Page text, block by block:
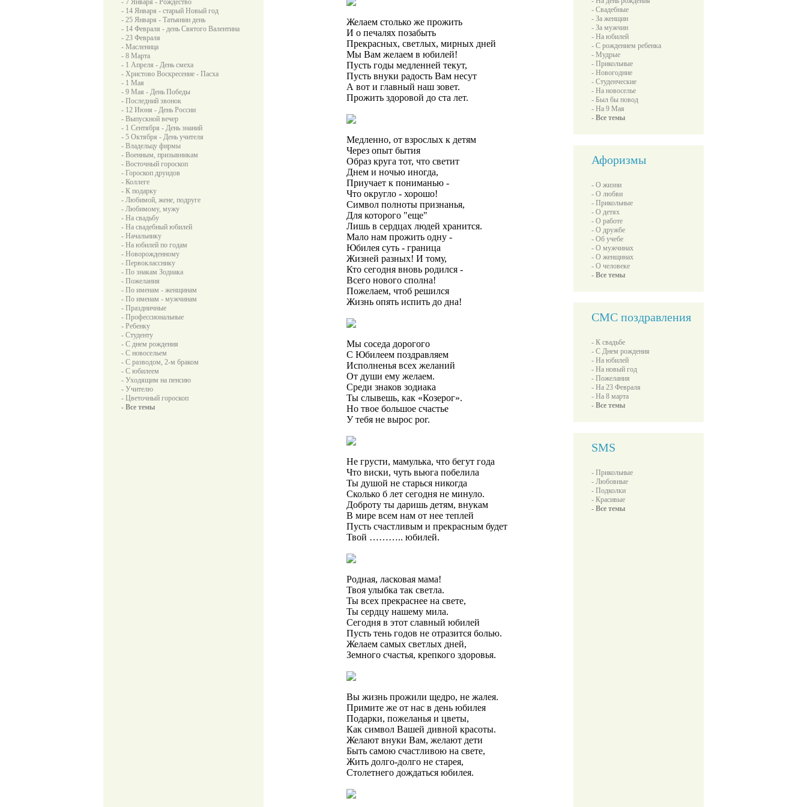
- 7 Января - Рождество
- 14 Января - старый Новый год
- 25 Января - Татьянин день
- 14 Февраля - день Святого Валентина
- 23 Февраля
- Масленица
- 8 Марта
- 1 Апреля - День смеха
- Христово Воскресение - Пасха
- 1 Мая
- 9 Мая - День Победы
- Последний звонок
- 12 Июня - День России
- Выпускной вечер
- 1 Сентября - День знаний
- 5 Октября - День учителя
- Владельцу фирмы
- Военным, призывникам
- Восточный гороскоп
- Гороскоп друидов
- Коллеге
- К подарку
- Любимой, жене, подруге
- Любимому, мужу
- На свадьбу
- На свадебный юбилей
- Начальнику
- На юбилей по годам
- Новорожденному
- Первокласснику
- По знакам Зодиака
- Пожелания
- По именам - женщинам
- По именам - мужчинам
- Праздничные
- Профессиональные
- Ребенку
- Студенту
- С днем рождения
- С новосельем
- С разводом, 2-м браком
- С юбилеем
- Уходящим на пенсию
- Учителю
- Цветочный гороскоп
- Все темы
Желаем столько же прожить
И о печалях позабыть
Прекрасных, светлых, мирных дней
Мы Вам желаем в юбилей!
Пусть годы медленней текут,
Пусть внуки радость Вам несут
А вот и главный наш зовет.
Прожить здоровой до ста лет.
Медленно, от взрослых к детям
Через опыт бытия
Образ круга тот, что светит
Днем и ночью иногда,
Приучает к пониманью -
Что округло - хорошо!
Символ полноты признанья,
Для которого "еще"
Лишь в сердцах людей хранится.
Мало нам прожить одну -
Юбилея суть - граница
Жизней разных! И тому,
Кто сегодня вновь родился -
Всего нового сполна!
Пожелаем, чтоб решился
Жизнь опять испить до дна!
Мы соседа дорогого
С Юбилеем поздравляем
Исполненья всех желаний
От души ему желаем.
Среди знаков зодиака
Ты слывешь, как «Козерог».
Но твое большое счастье
У тебя не вырос рог.
Не грусти, мамулька, что бегут года
Что виски, чуть вьюга побелила
Ты душой не старься никогда
Сколько б лет сегодня не минуло.
Доброту ты даришь детям, внукам
В мире всем нам от нее теплей
Пусть счастливым и прекрасным будет
Твой ……….. юбилей.
Родная, ласковая мама!
Твоя улыбка так светла.
Ты всех прекраснее на свете,
Ты сердцу нашему мила.
Сегодня в этот славный юбилей
Пусть тень годов не отразится болью.
Желаем самых светлых дней,
Земного счастья, крепкого здоровья.
Вы жизнь прожили щедро, не жалея.
Примите же от нас в день юбилея
Подарки, пожеланья и цветы,
Как символ Вашей дивной красоты.
Желают внуки Вам, желают дети
Быть самою счастливою на свете,
Жить долго-долго не старея,
Столетнего дождаться юбилея.
- Свадебные
- За женщин
- За мужчин
- На юбилей
- С рождением ребенка
- Мудрые
- Прикольные
- Новогодние
- Студенческие
- На новоселье
- Был бы повод
- На 9 Мая
- Все темы
Афоризмы
- О жизни
- О любви
- Прикольные
- О детях
- О работе
- О дружбе
- Об учебе
- О мужчинах
- О женщинах
- О человеке
- Все темы
СМС поздравления
- К свадьбе
- С Днем рождения
- На юбилей
- На новый год
- Пожелания
- На 23 Февраля
- На 8 марта
- Все темы
SMS
- Прикольные
- Любовные
- Подколки
- Красивые
- Все темы